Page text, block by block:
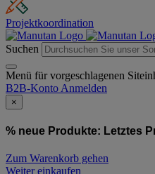
Projektkoordination
Suchen
Menü für vorgeschlagenen
B2B-Konto Anmelden
×
% neue Produkte: Letztes
Zum Warenkorb gehen
Weiter einkaufen